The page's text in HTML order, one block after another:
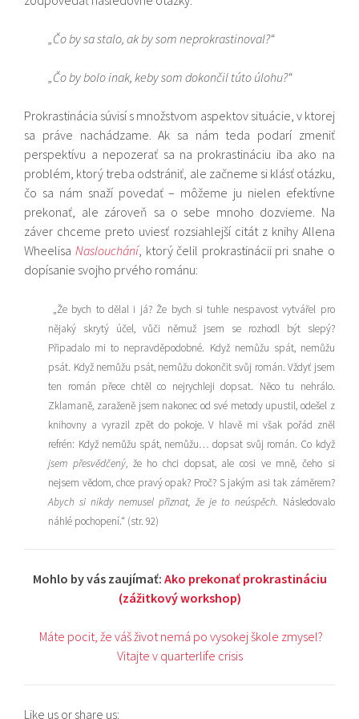
„Čo by sa stalo, ak by som neprokrastinoval?“
„Čo by bolo inak, keby som dokončil túto úlohu?“
Prokrastinácia súvisí s množstvom aspektov situácie, v ktorej
sa práve nachádzame. Ak sa nám teda podarí zmeniť
perspektívu a nepozerať sa na prokrastináciu iba ako na
problém, ktorý treba odstrániť, ale začneme si klásť otázku,
čo sa nám snaží povedať – môžeme ju nielen efektívne
prekonať, ale zároveň sa o sebe mnoho dozvieme. Na
záver chceme preto uviesť rozsiahlejší citát z knihy Allena
Wheelisa Naslouchání, ktorý čelil prokrastinácii pri snahe o
dopísanie svojho prvého románu:
„Že bych to dělal i já? Že bych si tuhle nespavost vytvářel pro
nějaký skrytý účel, vůči němuž jsem se rozhodl být slepý?
Připadalo mi to nepravděpodobné. Když nemůžu spát, nemůžu
psát. Když nemůžu psát, nemůžu dokončit svůj román. Vždyť jsem
ten román přece chtěl co nejrychleji dopsat. Něco tu nehrálo.
Zklamaně, zaraženě jsem nakonec od své metody upustil, odešel z
knihovny a vyrazil zpět do pokoje. V hlavě mi však pořád zněl
refrén: Když nemůžu spát, nemůžu… dopsat svůj román. Co když
jsem přesvědčený, že ho chci dopsat, ale cosi ve mně, čeho si
nejsem vědom, chce pravý opak? Proč? S jakým asi tak záměrem?
Abych si nikdy nemusel přiznat, že je to neúspěch. Následovalo
náhlé pochopení.“ (str. 92)
Mohlo by vás zaujímať: Ako prekonať prokrastináciu
(zážitkový workshop)
Máte pocit, že váš život nemá po vysokej škole zmysel?
Vitajte v quarterlife crisis
Like us or share us: